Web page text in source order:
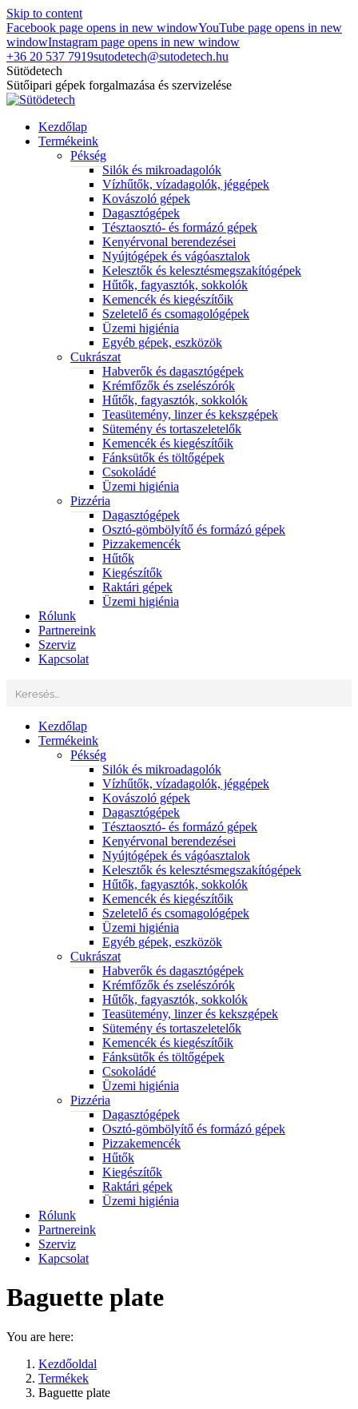
Skip to content
Facebook page opens in new windowYouTube page opens in new
windowInstagram page opens in new window
+36 20 537 7919sutodetech@sutodetech.hu
Sütödetech
Sütőipari gépek forgalmazása és szervizelése
Kezdőlap
Termékeink
Pékség
Silók és mikroadagolók
Vízhűtők, vízadagolók, jéggépek
Kovászoló gépek
Dagasztógépek
Tésztaosztó- és formázó gépek
Kenyérvonal berendezései
Nyújtógépek és vágóasztalok
Kelesztők és kelesztésmegszakítógépek
Hűtők, fagyasztók, sokkolók
Kemencék és kiegészítőik
Szeletelő és csomagológépek
Üzemi higiénia
Egyéb gépek, eszközök
Cukrászat
Habverők és dagasztógépek
Krémfőzők és zselészórók
Hűtők, fagyasztók, sokkolók
Teasütemény, linzer és kekszgépek
Sütemény és tortaszeletelők
Kemencék és kiegészítőik
Fánksütők és töltőgépek
Csokoládé
Üzemi higiénia
Pizzéria
Dagasztógépek
Osztó-gömbölyítő és formázó gépek
Pizzakemencék
Hűtők
Kiegészítők
Raktári gépek
Üzemi higiénia
Rólunk
Partnereink
Szerviz
Kapcsolat
Kezdőlap
Termékeink
Pékség
Silók és mikroadagolók
Vízhűtők, vízadagolók, jéggépek
Kovászoló gépek
Dagasztógépek
Tésztaosztó- és formázó gépek
Kenyérvonal berendezései
Nyújtógépek és vágóasztalok
Kelesztők és kelesztésmegszakítógépek
Hűtők, fagyasztók, sokkolók
Kemencék és kiegészítőik
Szeletelő és csomagológépek
Üzemi higiénia
Egyéb gépek, eszközök
Cukrászat
Habverők és dagasztógépek
Krémfőzők és zselészórók
Hűtők, fagyasztók, sokkolók
Teasütemény, linzer és kekszgépek
Sütemény és tortaszeletelők
Kemencék és kiegészítőik
Fánksütők és töltőgépek
Csokoládé
Üzemi higiénia
Pizzéria
Dagasztógépek
Osztó-gömbölyítő és formázó gépek
Pizzakemencék
Hűtők
Kiegészítők
Raktári gépek
Üzemi higiénia
Rólunk
Partnereink
Szerviz
Kapcsolat
Baguette plate
You are here:
Kezdőoldal
Termékek
Baguette plate